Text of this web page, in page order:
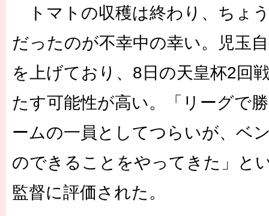
トマトの収穫は終わり、ちょ
だったのが不幸中の幸い。児玉
を上げており、8日の天皇杯2回
たす可能性が高い。「リーグで
ームの一員としてつらいが、ベ
のできることをやってきた」と
監督に評価された。